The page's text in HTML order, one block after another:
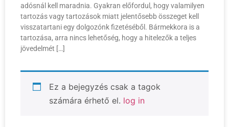
adósnál kell maradnia. Gyakran előfordul, hogy valamilyen
tartozás vagy tartozások miatt jelentősebb összeget kell
visszatartani egy dolgozónk fizetéséből. Bármekkora is a
tartozása, arra nincs lehetőség, hogy a hitelezők a teljes
jövedelmét […]
Ez a bejegyzés csak a tagok
számára érhető el. log in